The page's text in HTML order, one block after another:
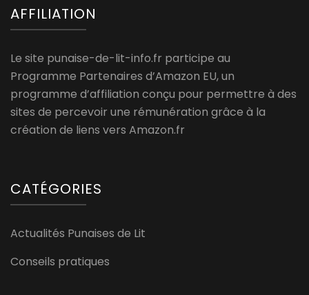
AFFILIATION
Le site punaise-de-lit-info.fr participe au
Programme Partenaires d’Amazon EU, un
programme d’affiliation conçu pour permettre à des
sites de percevoir une rémunération grâce à la
création de liens vers Amazon.fr
CATÉGORIES
Actualités Punaises de Lit
Conseils pratiques